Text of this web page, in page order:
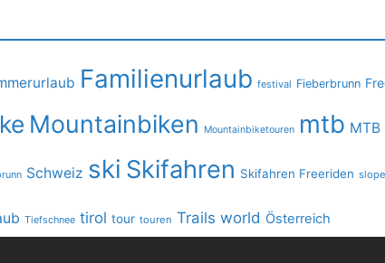
Familienurlaub festival Fieberbrunn
Mountainbiken Mountainbiketouren mtb
Schweiz ski Skifahren Skifahren Freeriden
Tiefschnee tirol tour touren Trails world Österreich